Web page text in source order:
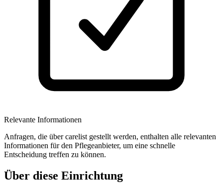
Relevante Informationen
Anfragen, die über carelist gestellt werden, enthalten alle relevanten
Informationen für den Pflegeanbieter, um eine schnelle
Entscheidung treffen zu können.
Über diese Einrichtung